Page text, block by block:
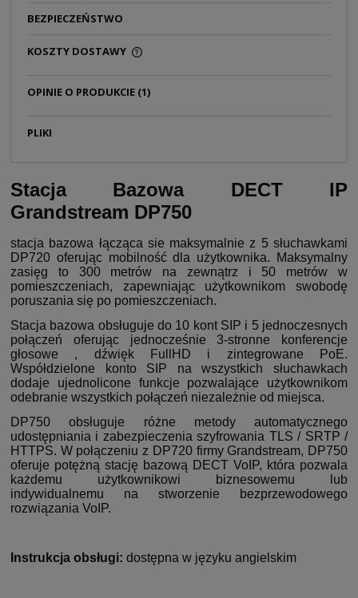
BEZPIECZEŃSTWO
KOSZTY DOSTAWY
OPINIE O PRODUKCIE (1)
PLIKI
Stacja Bazowa DECT IP
Grandstream DP750
stacja bazowa łącząca sie maksymalnie z 5 słuchawkami
DP720 oferując mobilność dla użytkownika. Maksymalny
zasięg to 300 metrów na zewnątrz i 50 metrów w
pomieszczeniach, zapewniając użytkownikom swobodę
poruszania się po pomieszczeniach.
Stacja bazowa obsługuje do 10 kont SIP i 5 jednoczesnych
połączeń oferując jednocześnie 3-stronne konferencje
głosowe , dźwięk FullHD i zintegrowane PoE.
Współdzielone konto SIP na wszystkich słuchawkach
dodaje ujednolicone funkcje pozwalające użytkownikom
odebranie wszystkich połączeń niezależnie od miejsca.
DP750 obsługuje różne metody automatycznego
udostępniania i zabezpieczenia szyfrowania TLS / SRTP /
HTTPS. W połączeniu z DP720 firmy Grandstream, DP750
oferuje potężną stację bazową DECT VoIP, która pozwala
każdemu użytkownikowi biznesowemu lub
indywidualnemu na stworzenie bezprzewodowego
rozwiązania VoIP.
Instrukcja obsługi: dostępna w języku angielskim